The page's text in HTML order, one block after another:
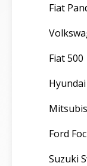
Fiat
Fiat 500
Ford
Suzuki